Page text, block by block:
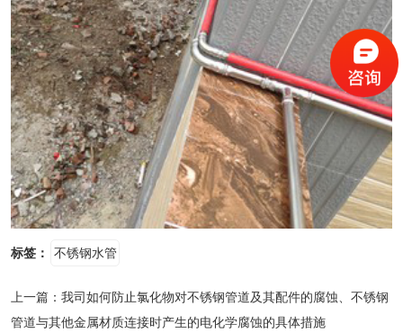
标签： 不锈钢水管
上一篇： 我司如何防止氯化物对不锈钢管道及其配件的腐蚀、不锈钢
管道与其他金属材质连接时产生的电化学腐蚀的具体措施